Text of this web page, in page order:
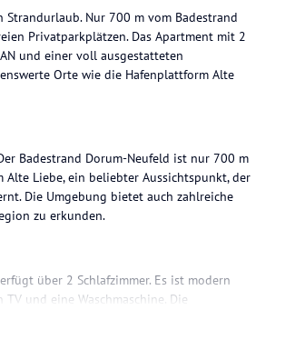
Nur 700 m vom Badestrand
Privatparkplätzen. Das Apartment mit 2
und einer voll ausgestatteten
Orte wie die Hafenplattform Alte
Badestrand Dorum-Neufeld ist nur 700 m
Liebe, ein beliebter Aussichtspunkt, der
Die Umgebung bietet auch zahlreiche
zu erkunden.
über 2 Schlafzimmer. Es ist modern
und eine Waschmaschine. Die
dass Sie Ihre eigenen Mahlzeiten